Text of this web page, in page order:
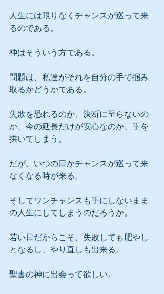
人生には限りなくチャンスが巡って来
るのである。
神はそういう方である。
問題は、私達がそれを自分の手で掴み
取るかどうかである。
失敗を恐れるのか、決断に至らないの
か、今の延長だけが安心なのか、手を
拱いてしまう。
だが、いつの日かチャンスが巡って来
なくなる時が来る。
そしてワンチャンスも手にしないまま
の人生にしてしまうのだろうか。
若い日だからこそ、失敗しても肥やし
となるし、やり直しも出来る。
聖書の神に出会って欲しい。